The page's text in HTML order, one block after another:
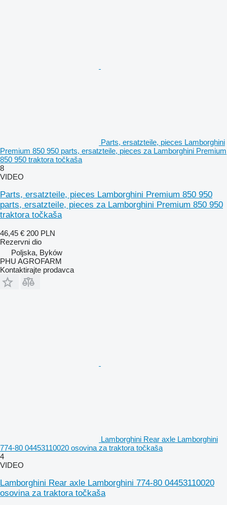
Parts, ersatzteile, pieces Lamborghini
Premium 850 950 parts, ersatzteile, pieces za Lamborghini Premium
850 950 traktora točkaša
8
VIDEO
Parts, ersatzteile, pieces Lamborghini Premium 850 950
parts, ersatzteile, pieces za Lamborghini Premium 850 950
traktora točkaša
46,45 € 200 PLN
Rezervni dio
Poljska, Byków
PHU AGROFARM
Kontaktirajte prodavca
Lamborghini Rear axle Lamborghini
774-80 04453110020 osovina za traktora točkaša
4
VIDEO
Lamborghini Rear axle Lamborghini 774-80 04453110020
osovina za traktora točkaša